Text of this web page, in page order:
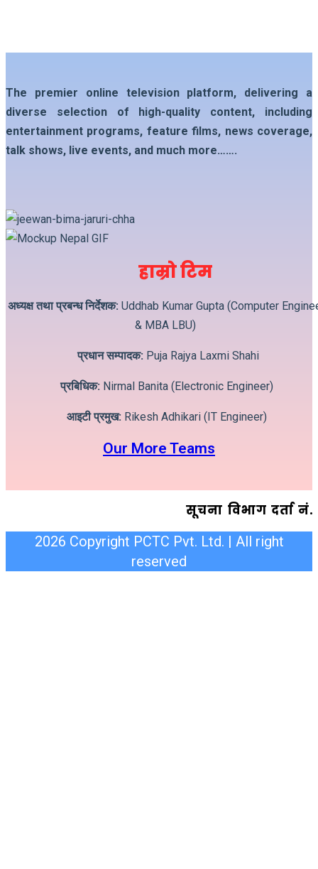
The premier online television platform, delivering a
diverse selection of high-quality content, including
entertainment programs, feature films, news coverage,
talk shows, live events, and much more…….
हाम्रो टिम
अध्यक्ष तथा प्रबन्ध निर्देशक:Uddhab Kumar Gupta (Computer
& MBA LBU)
प्रधान सम्पादक: Puja Rajya Laxmi Shahi
प्रबिधिक: Nirmal Banita (Electronic Engineer)
आइटी प्रमुख: Rikesh Adhikari (IT Engineer)
Our More Teams
सूचना विभाग दर्ता
2026 Copyright PCTC Pvt. Ltd. | All right
reserved